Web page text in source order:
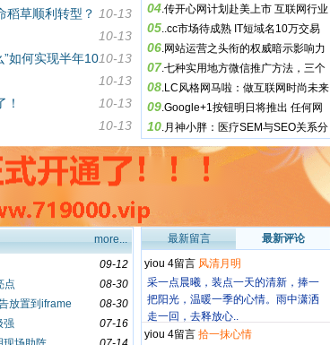
10-13
稻草顺利转型？
10-13
10-13
如何实现半年10
10-13
10-13
！
10-13
旦爆发则不可估量
04.传开心网计划赴美上市 互联网行业
再掀上市潮
05..cc市场待成熟 IT短域名10万交易
现苗头
06.网站运营之头衔的权威暗示影响力
07.七种实用地方微信推广方法，三个
月7000粉丝的秘诀
08.LC风格网马啦：做互联网时尚未来
的生意
09.Google+1按钮明日将推出 任何网
站都可以添加
10.月神小胖：医疗SEM与SEO关系分
析
more...
09-12
08-30
点
08-30
放置到iframe
07-16
强
最新留言
最新评论
yiou 4留言 风清月明
采一点晨曦，装点一天的清新，捧一
把阳光，温暖一季的心情。雨中潇洒
走一回，去释放心..
yiou 4留言 拾一抹心情